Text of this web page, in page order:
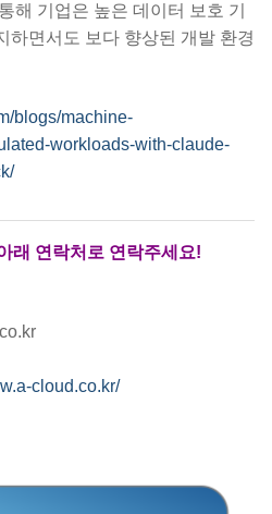
해 기업은 높은 데이터 보호 기
하면서도 보다 향상된 개발 환경
blogs/machine-
workloads-with-claude-
래 연락처로 연락주세요!
cloud.co.kr/